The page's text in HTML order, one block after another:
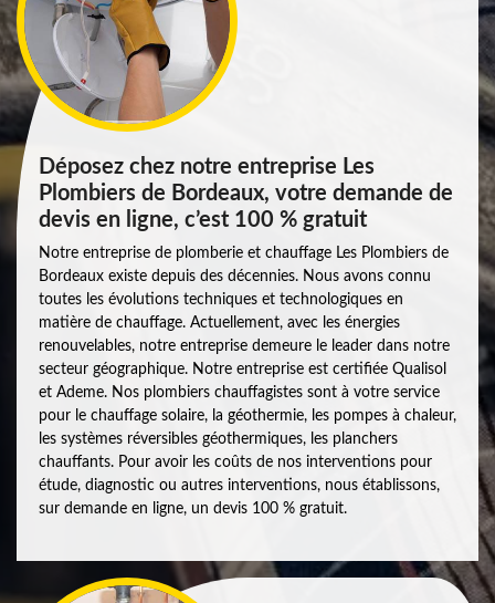
Déposez chez notre entreprise Les
Plombiers de Bordeaux, votre demande de
devis en ligne, c’est 100 % gratuit
Notre entreprise de plomberie et chauffage Les Plombiers de
Bordeaux existe depuis des décennies. Nous avons connu
toutes les évolutions techniques et technologiques en
matière de chauffage. Actuellement, avec les énergies
renouvelables, notre entreprise demeure le leader dans notre
secteur géographique. Notre entreprise est certifiée Qualisol
et Ademe. Nos plombiers chauffagistes sont à votre service
pour le chauffage solaire, la géothermie, les pompes à chaleur,
les systèmes réversibles géothermiques, les planchers
chauffants. Pour avoir les coûts de nos interventions pour
étude, diagnostic ou autres interventions, nous établissons,
sur demande en ligne, un devis 100 % gratuit.